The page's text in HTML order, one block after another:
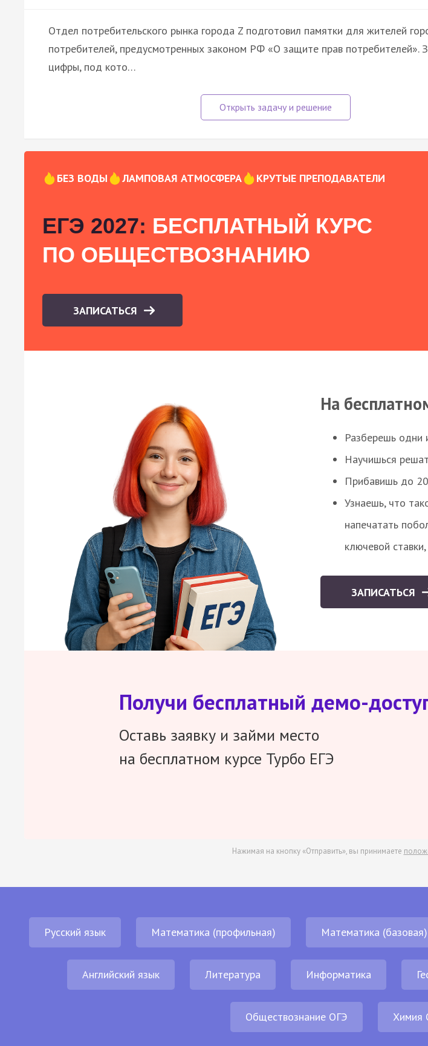
Отдел потребительского рынка города Z подготовил памятки для жителей
потребителей, предусмотренных законом РФ «О защите прав потребителей».
цифры, под кото…
БЕЗ ВОДЫ ЛАМПОВАЯ АТМОСФЕРА КРУТЫЕ ПРЕПОДАВАТЕЛИ
ЕГЭ 2027: БЕСПЛАТНЫЙ КУРС
ПО ОБЩЕСТВОЗНАНИЮ
ЗАПИСАТЬСЯ
На
Разберешь одни
Научишься
Прибавишь до
Узнаешь, что
напечатать
ключевой
ЗАПИСАТЬСЯ
Получи бесплатный демо-
Оставь заявку и займи место
на бесплатном курсе Турбо ЕГЭ
Нажимая на кнопку «Отправить», вы принимаете
Русский язык Математика (профильная) Математика (базовая)
Английский язык Литература Информатика
Обществознание ОГЭ Химия